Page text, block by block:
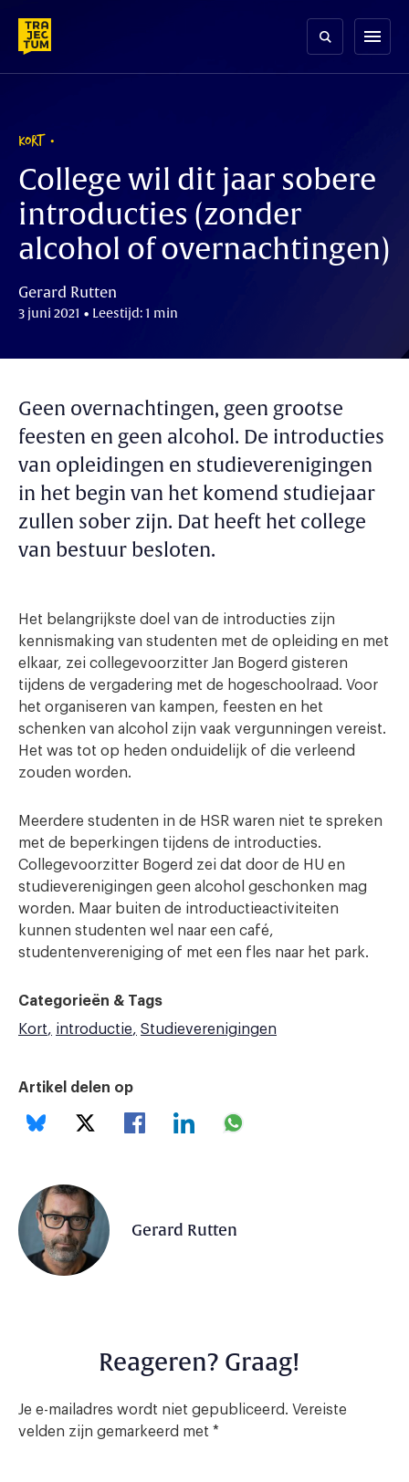
content
menu
KORT
College wil dit jaar sobere
introducties (zonder
alcohol of overnachtingen)
Gerard Rutten
3 juni 2021 • Leestijd: 1 min
Geen overnachtingen, geen grootse
feesten en geen alcohol. De introducties
van opleidingen en studieverenigingen
in het begin van het komend studiejaar
zullen sober zijn. Dat heeft het college
van bestuur besloten.
Het belangrijkste doel van de introducties zijn
kennismaking van studenten met de opleiding en met
elkaar, zei collegevoorzitter Jan Bogerd gisteren
tijdens de vergadering met de hogeschoolraad. Voor
het organiseren van kampen, feesten en het
schenken van alcohol zijn vaak vergunningen vereist.
Het was tot op heden onduidelijk of die verleend
zouden worden.
Meerdere studenten in de HSR waren niet te spreken
met de beperkingen tijdens de introducties.
Collegevoorzitter Bogerd zei dat door de HU en
studieverenigingen geen alcohol geschonken mag
worden. Maar buiten de introductieactiviteiten
kunnen studenten wel naar een café,
studentenvereniging of met een fles naar het park.
Categorieën & Tags
Kort
introductie Studieverenigingen
Artikel delen op
Gerard Rutten
Reageren? Graag!
Je e-mailadres wordt niet gepubliceerd. Vereiste
velden zijn gemarkeerd met *